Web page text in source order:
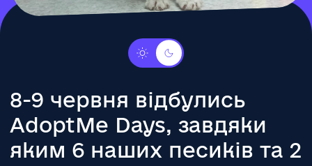
8-9 червня відбулись
AdoptMe Days, завдяки
яким 6 наших песиків та 2